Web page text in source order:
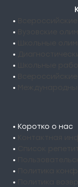
•
•
•
•
•
•
•
• Коротко о нас
•
•
•
•
•